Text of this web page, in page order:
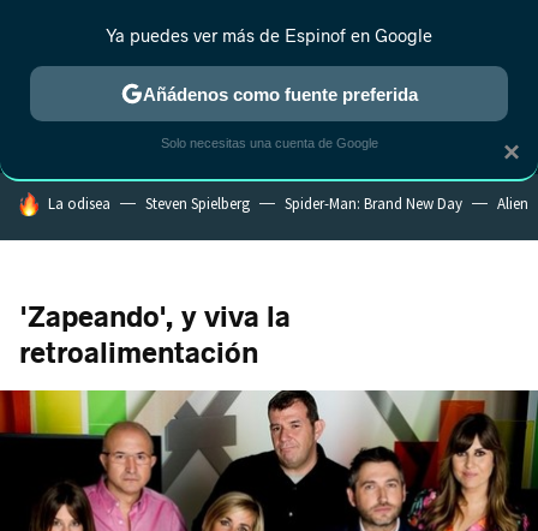
MENÚ NUEVO
ESTRENOS REALITY ANIME RANKINGS CINE
HOY SE HABLA DE
La odisea Steven Spielberg Spider-Man: Brand New Day Alien
'Zapeando', y viva la
retroalimentación
×
Ya puedes ver más de Espinof en Google
Añádenos como fuente preferida
Solo necesitas una cuenta de Google